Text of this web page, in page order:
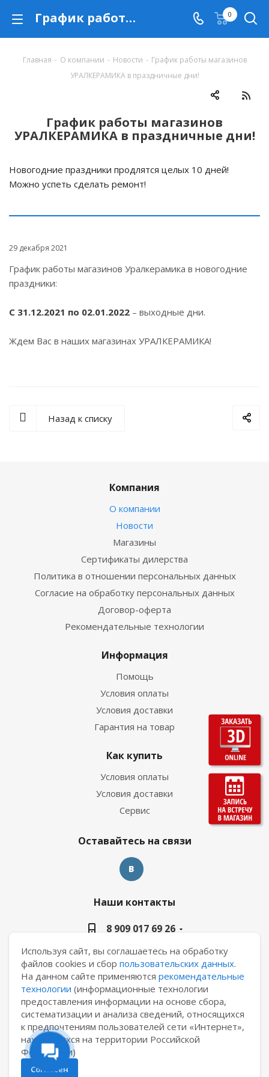
График работы магазинов УРАЛКЕРАМИКА в праздничные дни! 0
Главная - О компании - Новости - График работы магазинов
УРАЛКЕРАМИКА в праздничные дни!
График работы магазинов
УРАЛКЕРАМИКА в праздничные дни!
Новогодние праздники продлятся целых 10 дней!
Можно успеть сделать ремонт!
29 декабря 2021
График работы магазинов Уралкерамика в новогодние
праздники:
С 31.12.2021 по 02.01.2022 – выходные дни.
Ждем Вас в наших магазинах УРАЛКЕРАМИКА!
Назад к списку
Компания
О компании
Новости
Магазины
Сертификаты дилерства
Политика в отношении персональных данных
Согласие на обработку персональных данных
Договор-оферта
Рекомендательные технологии
Информация
Помощь
Условия оплаты
Условия доставки
Гарантия на товар
Как купить
Условия оплаты
Условия доставки
Сервис
Оставайтесь на связи
Наши контакты
8 909 017 69 26
manager@casa-ceramica.ru
Екатеринбург, ул. Новинская 2, склад "С15"
2026 © АО "Уралкерамика"
Используя сайт, вы соглашаетесь на обработку
файлов cookies и сбор пользовательских данных.
На данном сайте применяются рекомендательные
технологии (информационные технологии
предоставления информации на основе сбора,
систематизации и анализа сведений, относящихся
к предпочтениям пользователей сети «Интернет»,
находящихся на территории Российской
Федерации)
Согласен